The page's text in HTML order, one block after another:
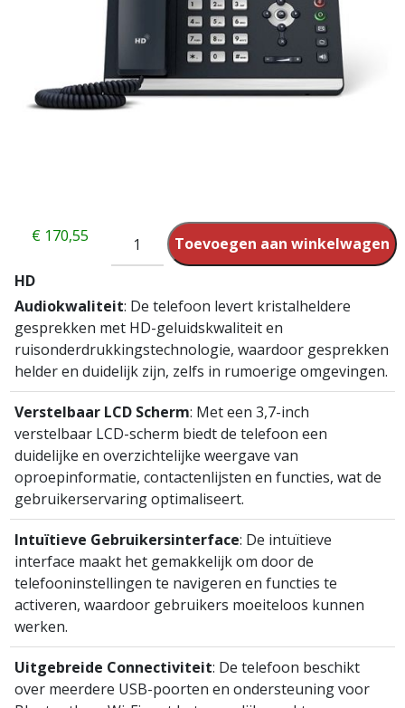
Toevoegen aan winkelwagen
€ 170,55
HD
Audiokwaliteit: De telefoon levert kristalheldere
gesprekken met HD-geluidskwaliteit en
ruisonderdrukkingstechnologie, waardoor gesprekken
helder en duidelijk zijn, zelfs in rumoerige omgevingen.
Verstelbaar LCD Scherm: Met een 3,7-inch
verstelbaar LCD-scherm biedt de telefoon een
duidelijke en overzichtelijke weergave van
oproepinformatie, contactenlijsten en functies, wat de
gebruikerservaring optimaliseert.
Intuïtieve Gebruikersinterface: De intuïtieve
interface maakt het gemakkelijk om door de
telefooninstellingen te navigeren en functies te
activeren, waardoor gebruikers moeiteloos kunnen
werken.
Uitgebreide Connectiviteit: De telefoon beschikt
over meerdere USB-poorten en ondersteuning voor